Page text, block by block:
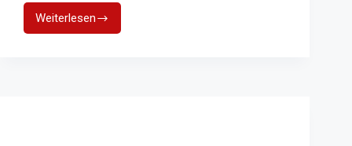
WeiterlesenKüchenbrand
in